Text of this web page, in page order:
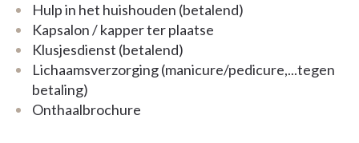
Hulp in het huishouden (betalend)
Kapsalon / kapper ter plaatse
Klusjesdienst (betalend)
Lichaamsverzorging (manicure/pedicure,...tegen
betaling)
Onthaalbrochure